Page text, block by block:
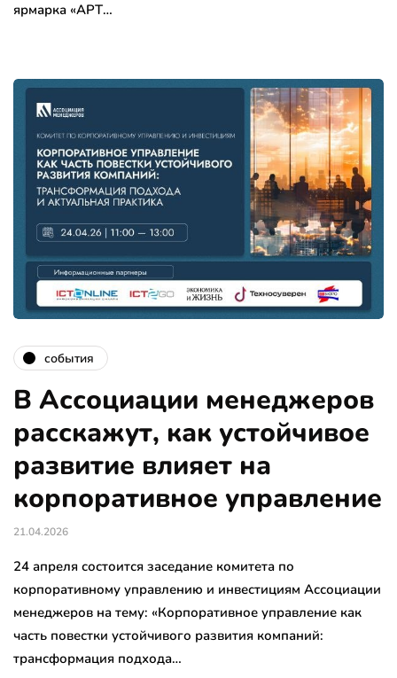
ярмарка «АРТ…
события
В Ассоциации менеджеров
расскажут, как устойчивое
развитие влияет на
корпоративное управление
21.04.2026
24 апреля состоится заседание комитета по
корпоративному управлению и инвестициям Ассоциации
менеджеров на тему: «Корпоративное управление как
часть повестки устойчивого развития компаний:
трансформация подхода…